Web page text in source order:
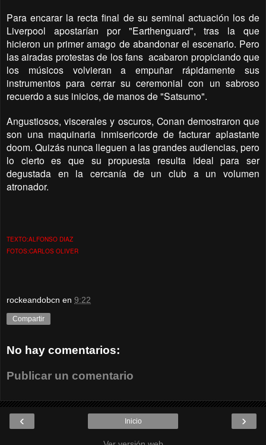
Para encarar la recta final de su seminal actuación los de
Liverpool apostarían por "Earthenguard", tras la que
hicieron un primer amago de abandonar el escenario. Pero
las airadas protestas de los fans acabaron propiciando que
los músicos volvieran a empuñar rápidamente sus
instrumentos para cerrar su ceremonial con un sabroso
recuerdo a sus inicios, de manos de "Satsumo".
Angustiosos, viscerales y oscuros, Conan demostraron que
son una maquinaria inmisericorde de facturar aplastante
doom. Quizás nunca lleguen a las grandes audiencias, pero
lo cierto es que su propuesta resulta ideal para ser
degustada en la cercanía de un club a un volumen
atronador.
TEXTO:ALFONSO DIAZ
FOTOS:CARLOS OLIVER
rockeandobcn en 9:22
Compartir
No hay comentarios:
Publicar un comentario
‹ ›
Inicio